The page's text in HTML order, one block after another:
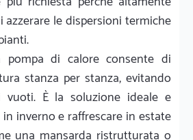
azzerare le dispersioni termiche
di calore consente di
stanza per stanza, evitando
vuoti. È la soluzione ideale e
inverno e raffrescare in estate
una mansarda ristrutturata o